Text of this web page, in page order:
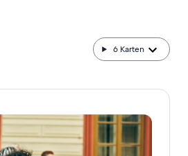
6 Karten